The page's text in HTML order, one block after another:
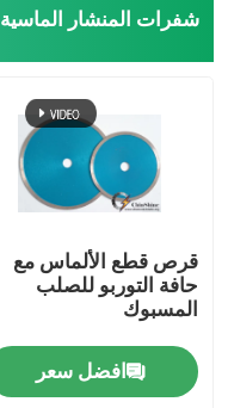
شفرات المنشار الماسية
قرص قطع الألماس مع
حافة التوربو للصلب
المسبوك
افضل سعر